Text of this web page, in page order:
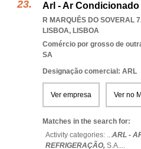
Arl - Ar Condicionado
R MARQUÊS DO SOVERAL
LISBOA, LISBOA
Comércio por grosso de
SA
Designação comercial: ARL
Ver empresa Ver no
Matches in the search for:
Activity categories: ...ARL -
REFRIGERAÇÃO, S.A....